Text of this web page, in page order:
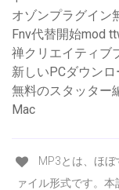
オゾンプラグイン
Fnv代替開始mod
禅クリエイティブ
新しいPCダウン
無料のスタッター
Mac
MP3とは、ほ
ァイル形式です。